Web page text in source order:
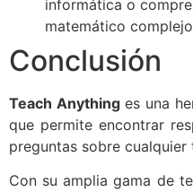
informática o
matemático
Conclusión
Teach Anythinges una
que permite encontrar
preguntas sobre cualquier
Con su amplia gama de